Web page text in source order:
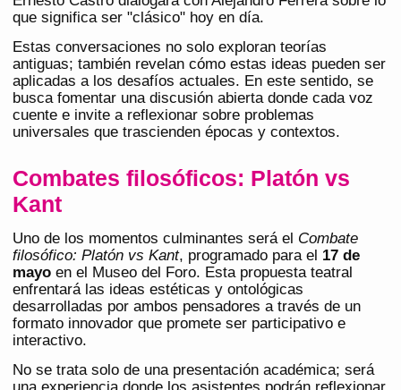
que significa ser "clásico" hoy en día.
Estas conversaciones no solo exploran teorías
antiguas; también revelan cómo estas ideas pueden ser
aplicadas a los desafíos actuales. En este sentido, se
busca fomentar una discusión abierta donde cada voz
cuente e invite a reflexionar sobre problemas
universales que trascienden épocas y contextos.
Combates filosóficos: Platón vs
Kant
Uno de los momentos culminantes será el Combate
filosófico: Platón vs Kant, programado para el 17 de
mayo en el Museo del Foro. Esta propuesta teatral
enfrentará las ideas estéticas y ontológicas
desarrolladas por ambos pensadores a través de un
formato innovador que promete ser participativo e
interactivo.
No se trata solo de una presentación académica; será